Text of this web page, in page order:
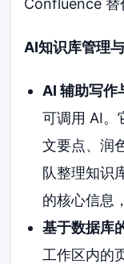
Confluence 替
AI知识库管理
AI 辅助写作
可调用 AI。
文要点、润
队整理知识
的核心信息
基于数据库
工作区内的